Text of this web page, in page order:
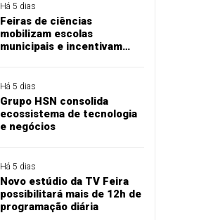
Há 5 dias
Feiras de ciências
mobilizam escolas
municipais e incentivam
Há 5 dias
Grupo HSN consolida
ecossistema de tecnologia
e negócios
Há 5 dias
Novo estúdio da TV Feira
possibilitará mais de 12h de
programação diária